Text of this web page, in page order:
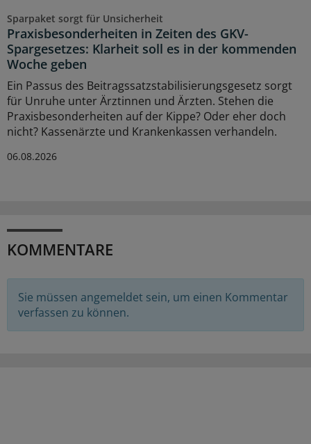
Sparpaket sorgt für Unsicherheit
Praxisbesonderheiten in Zeiten des GKV-
Spargesetzes: Klarheit soll es in der kommenden
Woche geben
Ein Passus des Beitragssatzstabilisierungsgesetz sorgt
für Unruhe unter Ärztinnen und Ärzten. Stehen die
Praxisbesonderheiten auf der Kippe? Oder eher doch
nicht? Kassenärzte und Krankenkassen verhandeln.
06.08.2026
KOMMENTARE
Sie müssen angemeldet sein, um einen Kommentar
verfassen zu können.